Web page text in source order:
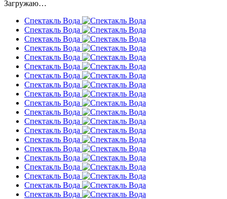
Загружаю…
Спектакль Вода
Спектакль Вода
Спектакль Вода
Спектакль Вода
Спектакль Вода
Спектакль Вода
Спектакль Вода
Спектакль Вода
Спектакль Вода
Спектакль Вода
Спектакль Вода
Спектакль Вода
Спектакль Вода
Спектакль Вода
Спектакль Вода
Спектакль Вода
Спектакль Вода
Спектакль Вода
Спектакль Вода
Спектакль Вода